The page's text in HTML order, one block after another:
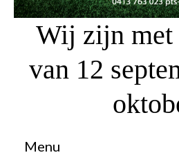
Wij zijn met
van 12
Menu